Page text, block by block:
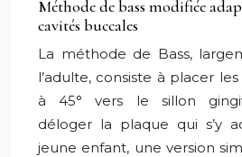
Méthode de bass modifiée
cavités buccales
La méthode de Bass,
l’adulte, consiste à placer
à 45° vers le sillon
déloger la plaque qui s’y
jeune enfant, une version